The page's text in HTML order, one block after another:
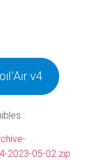
v4
:
2023-05-02.zip